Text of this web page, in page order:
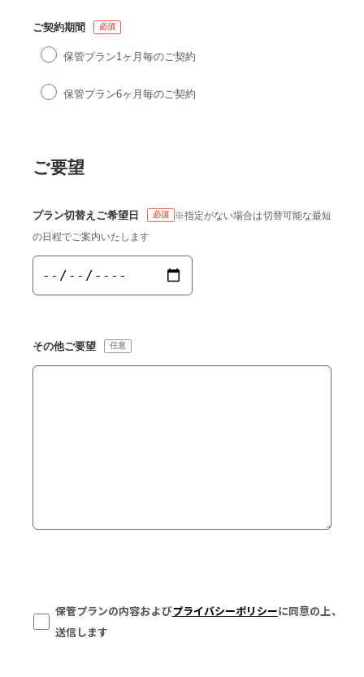
ご契約期間
保管プラン1ヶ月毎のご契約
保管プラン6ヶ月毎のご契約
ご要望
プラン切替えご希望日
※指定がない場合は切替可能な最短
の日程でご案内いたします
その他ご要望
保管プランの内容およびプライバシーポリシーに同意の上、
送信します